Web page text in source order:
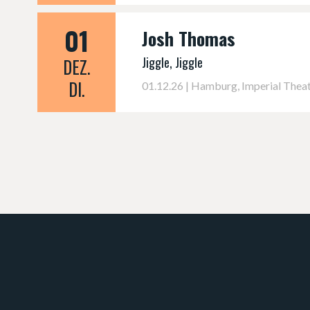
01
DEZ.
DI.
Josh Thomas
Jiggle, Jiggle
01.12.26 | Hamburg, Imperial